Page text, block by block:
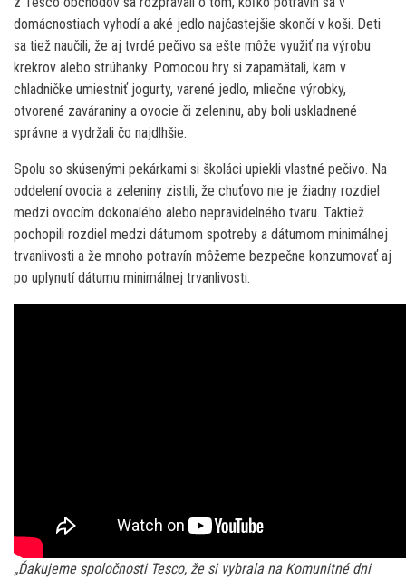
domácnostiach vyhodí a aké jedlo najčastejšie skončí v koši. Deti
sa tiež naučili, že aj tvrdé pečivo sa ešte môže využiť na výrobu
krekrov alebo strúhanky. Pomocou hry si zapamätali, kam v
chladničke umiestniť jogurty, varené jedlo, mliečne výrobky,
otvorené zaváraniny a ovocie či zeleninu, aby boli uskladnené
správne a vydržali čo najdlhšie.
Spolu so skúsenými pekárkami si školáci upiekli vlastné pečivo. Na
oddelení ovocia a zeleniny zistili, že chuťovo nie je žiadny rozdiel
medzi ovocím dokonalého alebo nepravidelného tvaru. Taktiež
pochopili rozdiel medzi dátumom spotreby a dátumom minimálnej
trvanlivosti a že mnoho potravín môžeme bezpečne konzumovať aj
po uplynutí dátumu minimálnej trvanlivosti.
„Ďakujeme spoločnosti Tesco, že si vybrala na Komunitné dni